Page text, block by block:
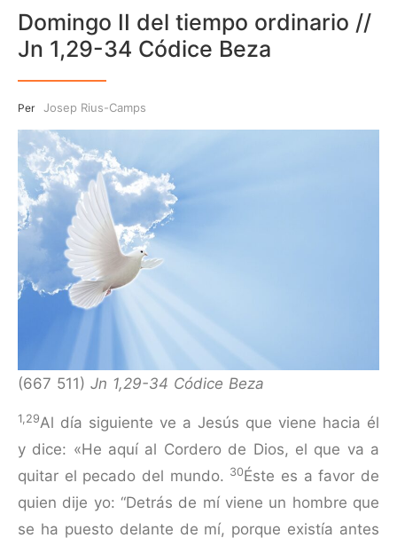
Domingo II del tiempo ordinario //
Jn 1,29-34 Códice Beza
Per Josep Rius-Camps
(667 511) Jn 1,29-34 Códice Beza
1,29Al día siguiente ve a Jesús que viene hacia él
y dice: «He aquí al Cordero de Dios, el que va a
quitar el pecado del mundo. 30Éste es a favor de
quien dije yo: “Detrás de mí viene un hombre que
se ha puesto delante de mí, porque existía antes